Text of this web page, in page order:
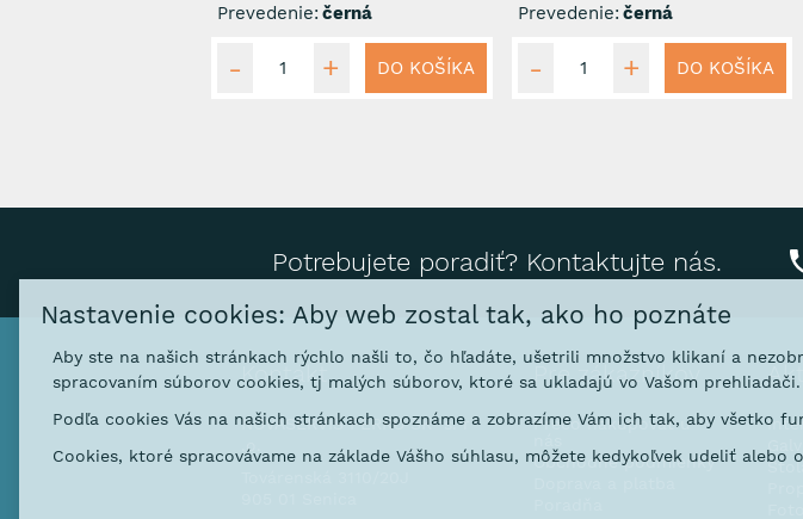
Prevedenie: černá
DO KOŠÍKA
Prevedenie: černá
DO KOŠÍKA
Potrebujete poradiť? Kontaktujte nás.
Kontakt
NOVASERVIS FERRO SK s. r
.o.
Pre zákazníkov
Prečo nakupovať u
Obchodné podmienky
Nastavenie cookies: Aby web zostal tak, ako ho poznáte
Aby ste na našich stránkach rýchlo našli to, čo hľadáte, ušetrili množstvo klikaní a
spracovaním súborov cookies, tj malých súborov, ktoré sa ukladajú vo Vašom prehliadači.
Podľa cookies Vás na našich stránkach spoznáme a zobrazíme Vám ich tak, aby všetko
Cookies, ktoré spracovávame na základe Vášho súhlasu, môžete kedykoľvek udeliť alebo